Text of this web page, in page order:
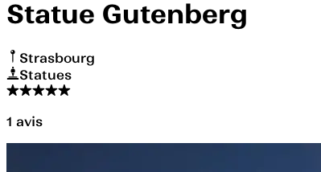
Statue Gutenberg
Strasbourg
Statues
1 avis